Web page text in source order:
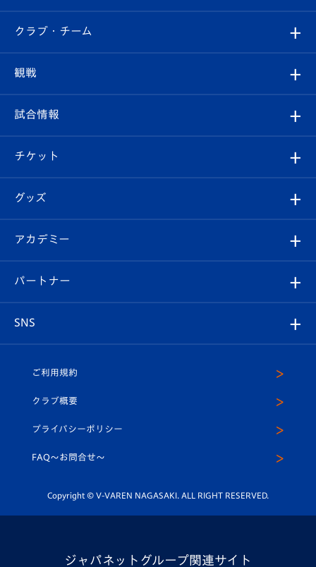
すべて
クラブ
試合情報
チケット
イベント
メディア
ホームタウン
クラブ・チーム
クラブ概要
エンブレム紹介
スタッフプロフィール
マスコット紹介
平和祈念活動
ホームタウン活動
観戦
観戦ルール
はじめての観戦ガイド
Revive Team
ヴィヴィくんの長崎おもてなしガイド
試合情報
試合日程/結果
フォトギャラリー
スタジアムグルメ
チケット
チケット
V-LOVERS（ファンクラブ）
プレイヤーズスイート
グッズ
オンラインショップ
店舗情報
アカデミー
育成からのお知らせ
U-18
スクール
パートナー
SNS
ヴィヴィくんインスタグラム
公式LINE＠
ご利用規約
クラブ概要
プライバシーポリシー
FAQ〜お問合せ〜
Copyright © V-VAREN NAGASAKI. ALL RIGHT RESERVED.
ジャパネットグループ関連サイト